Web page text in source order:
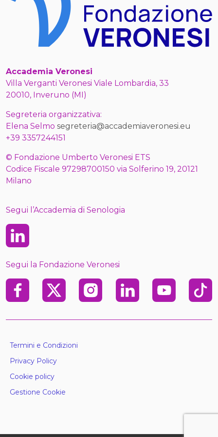
Accademia Veronesi
Villa Verganti Veronesi Viale Lombardia, 33
20010, Inveruno (MI)
Segreteria organizzativa:
Elena Selmo segreteria@accademiaveronesi.eu
+39 3357244151
© Fondazione Umberto Veronesi ETS
Codice Fiscale 97298700150 via Solferino 19, 20121
Milano
Segui l’Accademia di Senologia
Linkedin
Segui la Fondazione Veronesi
FacebookX InstagramLinkedin Youtube TikTok
Termini e Condizioni
Privacy Policy
Cookie policy
Gestione Cookie